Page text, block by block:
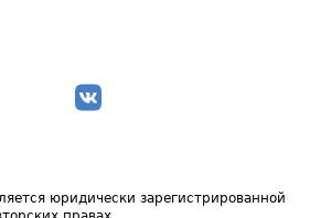
юридически зарегистрированной